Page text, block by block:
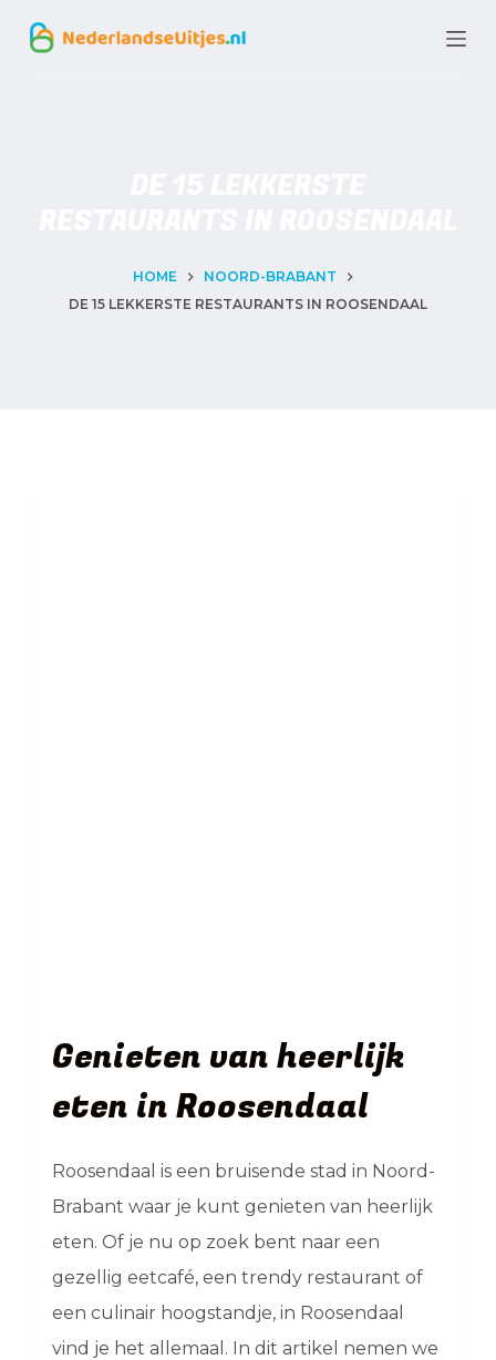
G
HOME
NOORD-BRABANT
DE 15 LEKKERSTE RESTAURANTS IN ROOSENDAAL
Genieten van heerlijk
eten in Roosendaal
Roosendaal is een bruisende stad in Noord-
Brabant waar je kunt genieten van heerlijk
eten. Of je nu op zoek bent naar een
gezellig eetcafé, een trendy restaurant of
een culinair hoogstandje, in Roosendaal
vind je het allemaal. In dit artikel nemen we